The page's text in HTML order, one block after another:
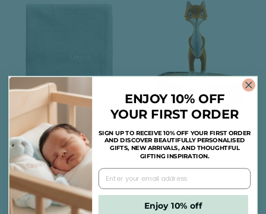
個性化嬰兒絲質棉毯 - 灰色
HK$399.00
狐狸伊森牙膠
HK$250.00
ENJOY 10% OFF
YOUR FIRST ORDER
SIGN UP TO RECEIVE 10% OFF YOUR FIRST ORDER
AND DISCOVER BEAUTIFULLY PERSONALISED
GIFTS, NEW ARRIVALS, AND THOUGHTFUL
GIFTING INSPIRATION.
Enjoy 10% off